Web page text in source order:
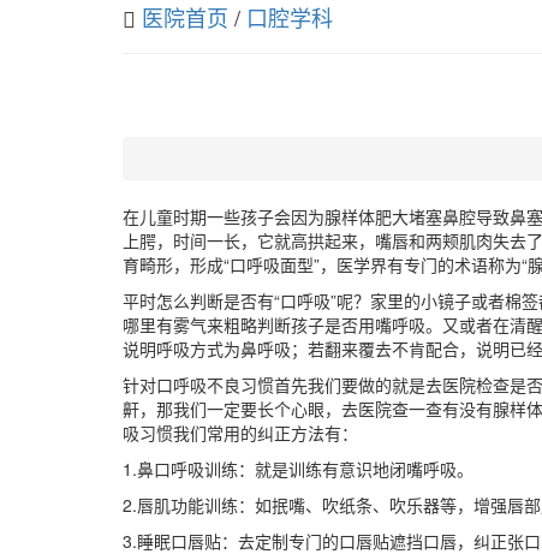
医院首页 / 口腔学科
在儿童时期一些孩子会因为腺样体肥大堵塞鼻腔导致鼻
上腭，时间一长，它就高拱起来，嘴唇和两颊肌肉失
育畸形，形成“口呼吸面型”，医学界有专门的术语称为
平时怎么判断是否有“口呼吸”呢？家里的小镜子或者棉
哪里有雾气来粗略判断孩子是否用嘴呼吸。又或者在清
说明呼吸方式为鼻呼吸；若翻来覆去不肯配合，说明已
针对口呼吸不良习惯首先我们要做的就是去医院检查是
鼾，那我们一定要长个心眼，去医院查一查有没有腺样
吸习惯我们常用的纠正方法有：
1.鼻口呼吸训练：就是训练有意识地闭嘴呼吸。
2.唇肌功能训练：如抿嘴、吹纸条、吹乐器等，增强唇部
3.睡眠口唇贴：去定制专门的口唇贴遮挡口唇，纠正张口